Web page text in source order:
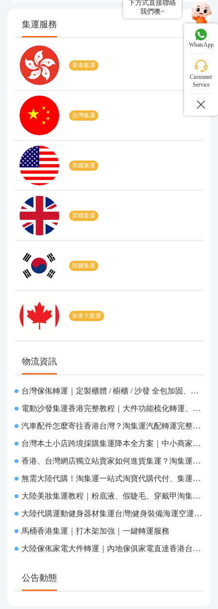
集運服務
香港集運
台灣集運
美國集運
英國集運
韓國集運
加拿大集運
物流資訊
台灣傢俬轉運｜定製櫃體 / 櫥櫃 / 沙發 全包加固、清關包税、送貨到府
電動沙發集運香港完整教程｜大件功能梳化轉運、打包清關上門派送
汽車配件怎麼寄往香港台灣？淘集運汽配轉運完整教程
台灣本土小店跨境採購集運降本全方案｜中小商家跨境物流優化攻略
香港、台灣網店獨立站賣家如何進貨集運？淘集運一站式採購轉運方案
無需大陸代購！淘集運一站式淘寶代購代付、集運轉運直達台灣
大陸美妝集運教程｜粉底液、假睫毛、穿戴甲淘集運香港台灣轉運&台灣代購完整指南
大陸代購運動健身器材集運台灣|健身裝備海運空運直送、送貨到府
馬桶香港集運｜打木架加強｜一鍵轉運服務
大陸傢俬家電大件轉運｜內地傢俱家電直達香港台灣送貨上府
公告動態
下方式直接聯絡
我們噢~
WhatsApp
Customer
Service